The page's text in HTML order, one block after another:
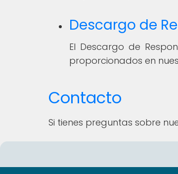
Descargo de
El Descargo de
proporcionados en
Contacto
Si tienes preguntas sobre